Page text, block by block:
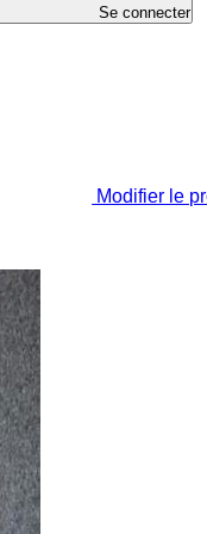
Se connecter
Modifier le